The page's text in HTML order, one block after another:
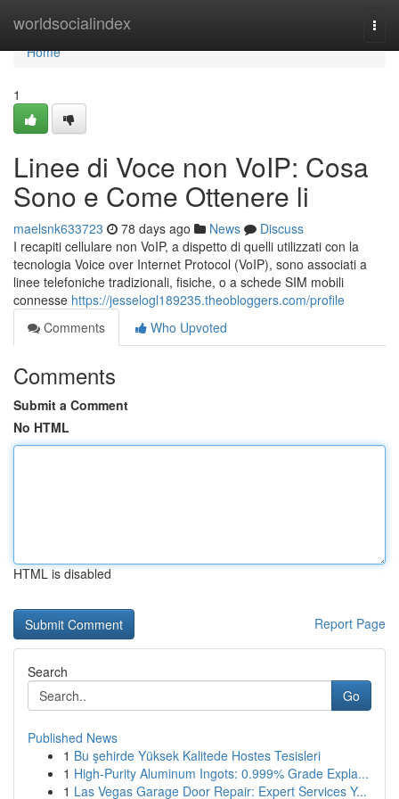
worldsocialindex
Home
Home
1
Linee di Voce non VoIP: Cosa
Sono e Come Ottenere li
maelsnk633723 78 days ago News
Discuss
I recapiti cellulare non VoIP, a dispetto di quelli utilizzati con la
tecnologia Voice over Internet Protocol (VoIP), sono associati a
linee telefoniche tradizionali, fisiche, o a schede SIM mobili
connesse https://jesselogl189235.theobloggers.com/profile
Comments
Who Upvoted
Comments
Submit a Comment
No HTML
HTML is disabled
Report Page
Search
Go
Published News
1 Bu şehirde Yüksek Kalitede Hostes Tesisleri
1 High-Purity Aluminum Ingots: 0.999% Grade Expla...
1 Las Vegas Garage Door Repair: Expert Services Y...